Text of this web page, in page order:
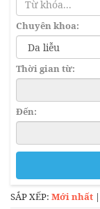
Chuyên khoa:
Thời gian từ:
Đến:
SẮP XẾP: Mới nhất |